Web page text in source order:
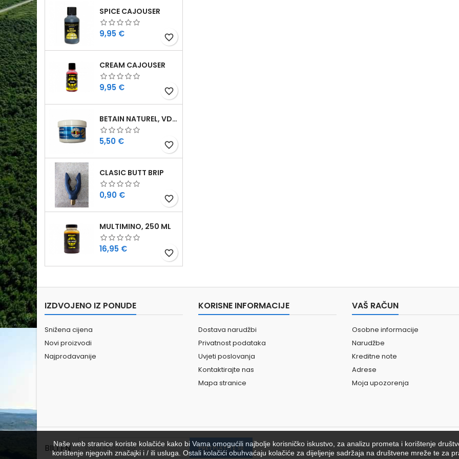
SPICE CAJOUSER
Cijena
9,95 € favorite_border
CREAM CAJOUSER
Cijena
9,95 € favorite_border
BETAIN NATUREL, VDE, 100 GR
Cijena
5,50 € favorite_border
CLASIC BUTT BRIP
Cijena
0,90 € favorite_border
MULTIMINO, 250 ML
Cijena
16,95 € favorite_border
IZDVOJENO IZ PONUDE
Snižena cijena
Novi proizvodi
Najprodavanije
KORISNE INFORMACIJE
Dostava narudžbi
Privatnost podataka
Uvjeti poslovanja
Kontaktirajte nas
Mapa stranice
VAŠ RAČUN
Osobne informacije
Narudžbe
Kreditne note
Adrese
Moja upozorenja
Naše web stranice koriste kolačiće kako bi Vama omogućili najbolje korisničko iskustvo, za analizu prometa i korištenje
korištenje njegovih značajki i / ili usluga. Ostali kolačići obuhvaćaju kolačiće za dijeljenje sadržaja na društvene mreže te za
BILTEN